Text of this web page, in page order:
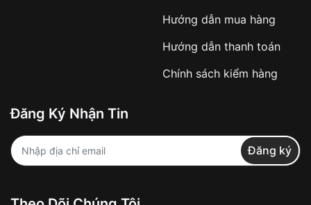
✔️ Đảm bảo xử lý đơn hàng nhanh chóng
✔️ Hạn chế tình trạng hủy đơn không mong
Từ khóa SEO:
Khách hàng được
Hướng dẫn mua hàng
Hướng dẫn thanh toán
Chính sách kiểm hàng
Đăng Ký Nhận Tin
Đăng ký